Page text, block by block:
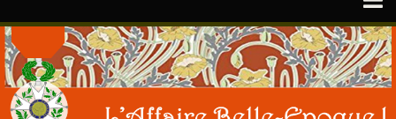
Tous nos Jeux
Particuliers
Team Building